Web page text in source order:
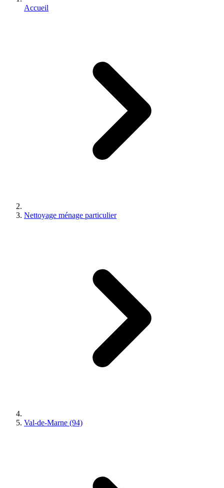
Accueil
Nettoyage ménage particulier
Val-de-Marne (94)